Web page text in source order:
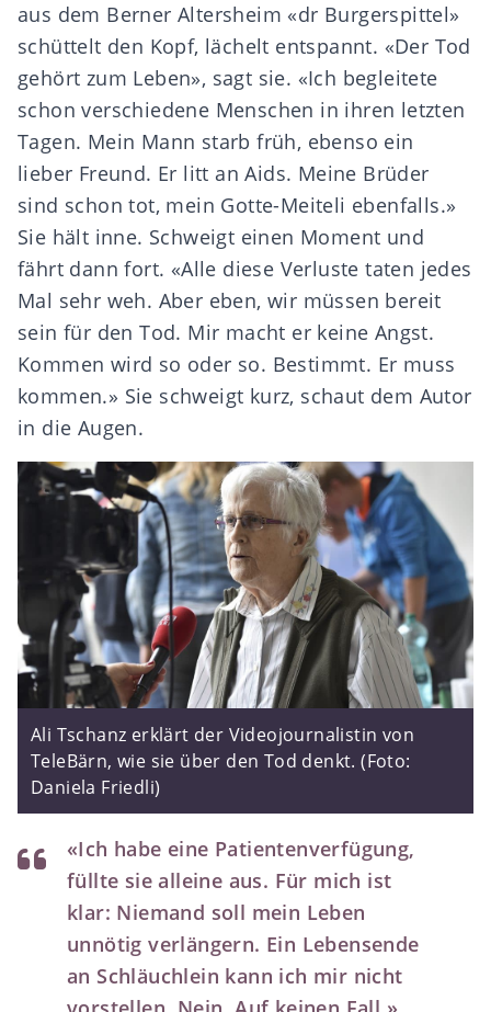
aus dem Berner Altersheim «dr Burgerspittel»
schüttelt den Kopf, lächelt entspannt. «Der Tod
gehört zum Leben», sagt sie. «Ich begleitete
schon verschiedene Menschen in ihren letzten
Tagen. Mein Mann starb früh, ebenso ein
lieber Freund. Er litt an Aids. Meine Brüder
sind schon tot, mein Gotte-Meiteli ebenfalls.»
Sie hält inne. Schweigt einen Moment und
fährt dann fort. «Alle diese Verluste taten jedes
Mal sehr weh. Aber eben, wir müssen bereit
sein für den Tod. Mir macht er keine Angst.
Kommen wird so oder so. Bestimmt. Er muss
kommen.» Sie schweigt kurz, schaut dem Autor
in die Augen.
Ali Tschanz erklärt der Videojournalistin von
TeleBärn, wie sie über den Tod denkt. (Foto:
Daniela Friedli)
«Ich habe eine Patientenverfügung,
füllte sie alleine aus. Für mich ist
klar: Niemand soll mein Leben
unnötig verlängern. Ein Lebensende
an Schläuchlein kann ich mir nicht